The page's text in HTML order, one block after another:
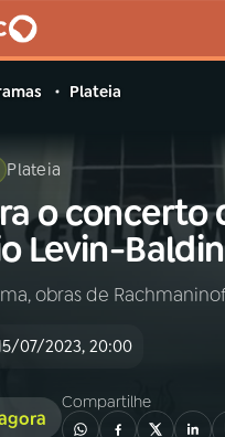
Buscar
Plateia
Plateia
o concerto
Levin-
obras de
07/2023, 20:00
Compartilhe